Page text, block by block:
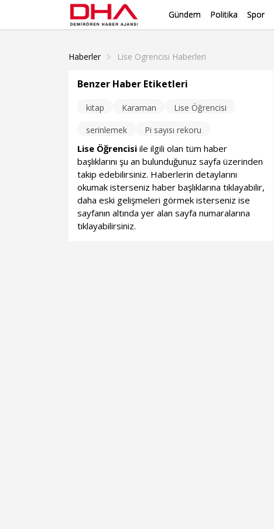
Gündem Politika Spor
Haberler
Lise Ogrencisi Haberleri
Benzer Haber Etiketleri
kitap Karaman
Lise Öğrencisi
serinlemek
Pi sayısı rekoru
Lise Öğrencisi ile ilgili olan tüm haber
başlıklarını şu an bulunduğunuz sayfa üzerinden
takip edebilirsiniz. Haberlerin detaylarını
okumak isterseniz haber başlıklarına tıklayabilir,
daha eski gelişmeleri görmek isterseniz ise
sayfanın altında yer alan sayfa numaralarına
tıklayabilirsiniz.